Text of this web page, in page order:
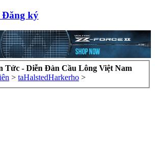
Đăng ký
Tức - Diễn Đàn Cầu Lông Việt Nam
> taHalstedHarkerho >